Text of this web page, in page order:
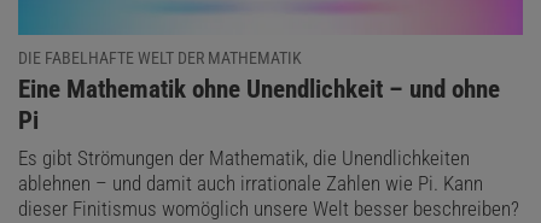
DIE FABELHAFTE WELT DER MATHEMATIK
:
Eine Mathematik ohne Unendlichkeit – und ohne
Pi
Es gibt Strömungen der Mathematik, die Unendlichkeiten
ablehnen – und damit auch irrationale Zahlen wie Pi. Kann
dieser Finitismus womöglich unsere Welt besser beschreiben?